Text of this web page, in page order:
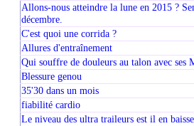
Allons-nous atteindre la lune en 2015 ?
décembre.
C'est quoi une corrida ?
Allures d'entraînement
Qui souffre de douleurs au talon avec ses
Blessure genou
35'30 dans un mois
fiabilité cardio
Le niveau des ultra traileurs est il en